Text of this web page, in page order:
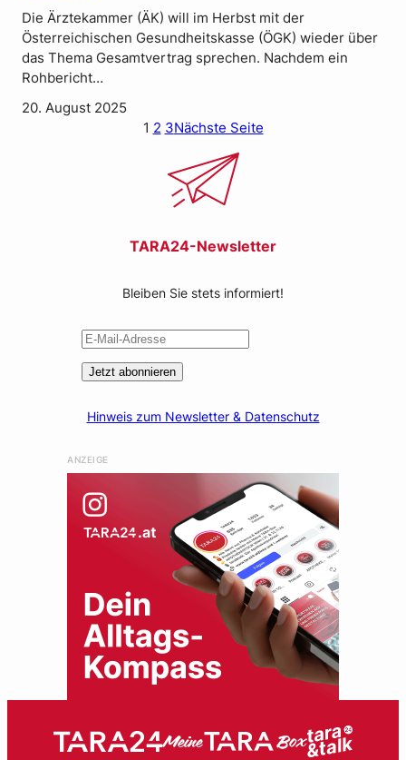
Die Ärztekammer (ÄK) will im Herbst mit der
Österreichischen Gesundheitskasse (ÖGK) wieder über
das Thema Gesamtvertrag sprechen. Nachdem ein
Rohbericht…
20. August 2025
1 2 3Nächste Seite
TARA24-Newsletter
Bleiben Sie stets informiert!
Jetzt abonnieren
Hinweis zum Newsletter & Datenschutz
ANZEIGE